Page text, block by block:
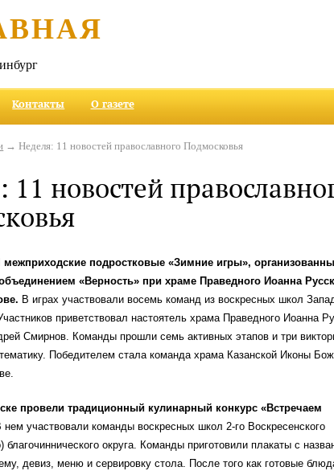
Контакты О газете
→ Неделя: 11 новостей православного Подмосковья
11 новостей
межприходские подростковые «Зимние игры»,
«Верность» при храме Праведного Иоанна
В играх участвовали восемь команд из воскресных школ
приветствовал настоятель храма Праведного Иоанна
Смирнов. Команды прошли семь активных этапов и три
Победителем стала команда храма Казанской Иконы
провели традиционный кулинарный конкурс «Встречаем
нем участвовали команды воскресных школ 2-го Воскресенского
благочиннического округа. Команды приготовили плакаты с
девиз, меню и сервировку стола. После того как готовые